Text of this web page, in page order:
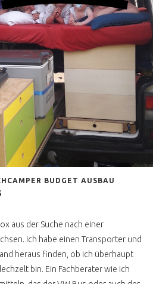
BUDGET AUSBAU
aus der Suche nach einer
Ich habe einen Transporter und
heraus finden, ob ich überhaupt
bin. Ein Fachberater wie ich